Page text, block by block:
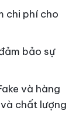
chi phí cho
bảo sự
và hàng
chất lượng